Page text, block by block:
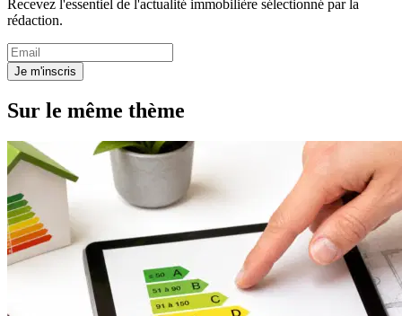
Recevez l'essentiel de l'actualité immobilière sélectionné par la
rédaction.
Je m'inscris
Sur le même thème